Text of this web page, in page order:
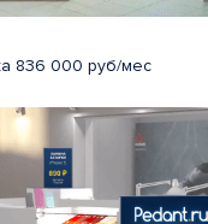
836 000 руб/мес